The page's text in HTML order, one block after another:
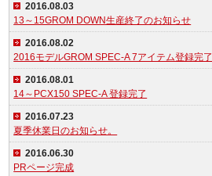
2016.08.03
13～15GROM DOWN生産終了のお知らせ
2016.08.02
2016モデルGROM SPEC-A 7アイテム登録完了
2016.08.01
14～PCX150 SPEC-A 登録完了
2016.07.23
夏季休業日のお知らせ。
2016.06.30
PRページ完成